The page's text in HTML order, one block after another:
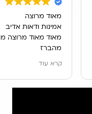
מאוד מרוצה
אמינות ודאות אדיב
מאוד מאוד מרוצה
מהברז
מים מעולים
קרא עוד